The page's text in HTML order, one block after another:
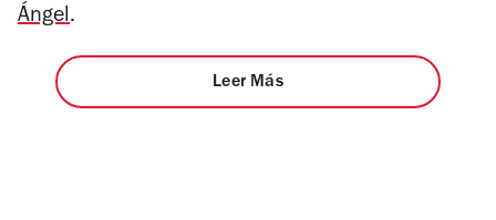
Ángel.
Leer Más